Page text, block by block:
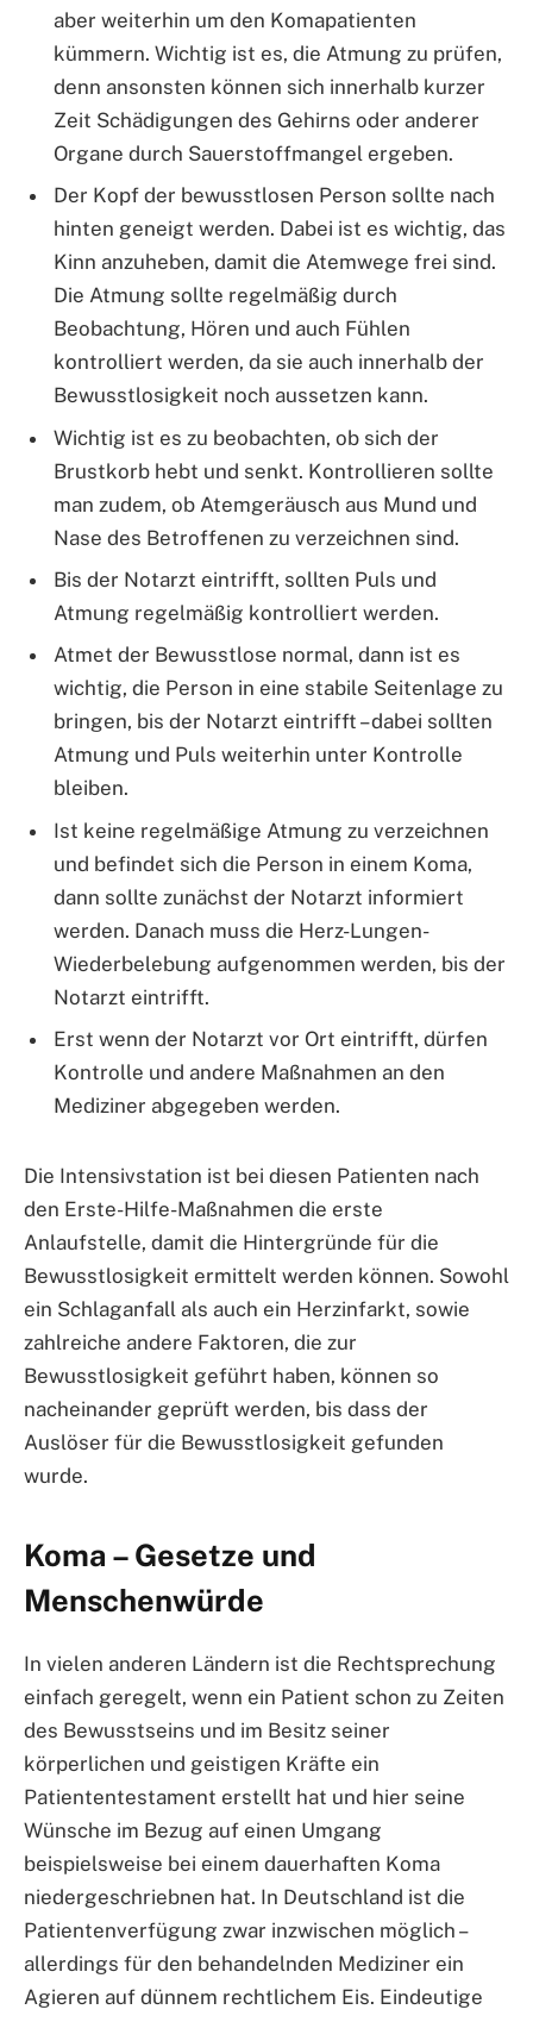
aber weiterhin um den Komapatienten
kümmern. Wichtig ist es, die Atmung zu prüfen,
denn ansonsten können sich innerhalb kurzer
Zeit Schädigungen des Gehirns oder anderer
Organe durch Sauerstoffmangel ergeben.
Der Kopf der bewusstlosen Person sollte nach
hinten geneigt werden. Dabei ist es wichtig, das
Kinn anzuheben, damit die Atemwege frei sind.
Die Atmung sollte regelmäßig durch
Beobachtung, Hören und auch Fühlen
kontrolliert werden, da sie auch innerhalb der
Bewusstlosigkeit noch aussetzen kann.
Wichtig ist es zu beobachten, ob sich der
Brustkorb hebt und senkt. Kontrollieren sollte
man zudem, ob Atemgeräusch aus Mund und
Nase des Betroffenen zu verzeichnen sind.
Bis der Notarzt eintrifft, sollten Puls und
Atmung regelmäßig kontrolliert werden.
Atmet der Bewusstlose normal, dann ist es
wichtig, die Person in eine stabile Seitenlage zu
bringen, bis der Notarzt eintrifft – dabei sollten
Atmung und Puls weiterhin unter Kontrolle
bleiben.
Ist keine regelmäßige Atmung zu verzeichnen
und befindet sich die Person in einem Koma,
dann sollte zunächst der Notarzt informiert
werden. Danach muss die Herz-Lungen-
Wiederbelebung aufgenommen werden, bis der
Notarzt eintrifft.
Erst wenn der Notarzt vor Ort eintrifft, dürfen
Kontrolle und andere Maßnahmen an den
Mediziner abgegeben werden.
Die Intensivstation ist bei diesen Patienten nach
den Erste-Hilfe-Maßnahmen die erste
Anlaufstelle, damit die Hintergründe für die
Bewusstlosigkeit ermittelt werden können. Sowohl
ein Schlaganfall als auch ein Herzinfarkt, sowie
zahlreiche andere Faktoren, die zur
Bewusstlosigkeit geführt haben, können so
nacheinander geprüft werden, bis dass der
Auslöser für die Bewusstlosigkeit gefunden
wurde.
Koma – Gesetze und
Menschenwürde
In vielen anderen Ländern ist die Rechtsprechung
einfach geregelt, wenn ein Patient schon zu Zeiten
des Bewusstseins und im Besitz seiner
körperlichen und geistigen Kräfte ein
Patiententestament erstellt hat und hier seine
Wünsche im Bezug auf einen Umgang
beispielsweise bei einem dauerhaften Koma
niedergeschriebnen hat. In Deutschland ist die
Patientenverfügung zwar inzwischen möglich –
allerdings für den behandelnden Mediziner ein
Agieren auf dünnem rechtlichem Eis. Eindeutige